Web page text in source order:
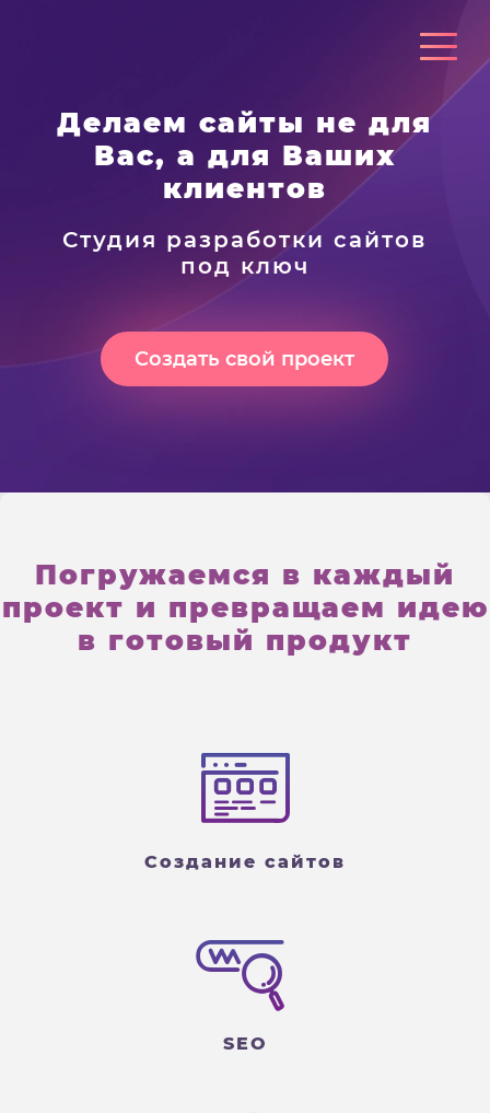
Делаем сайты не для
Вас, а для Ваших
клиентов
Студия разработки сайтов
под ключ
Создать свой проект
Погружаемся в каждый
проект и превращаем идею
в готовый продукт
Создание сайтов
SEO